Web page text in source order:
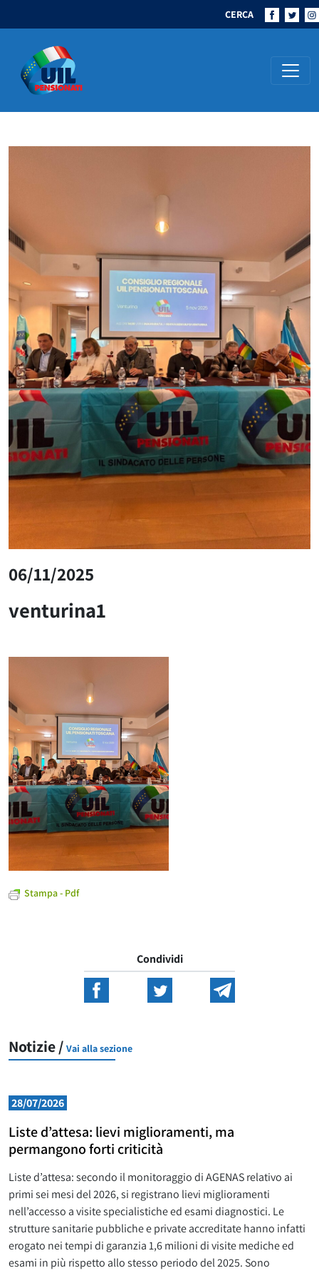
CERCA
Navigazione principale
06/11/2025
venturina1
Stampa - Pdf
Condividi
Notizie / Vai alla sezione
28/07/2026
Liste d’attesa: lievi miglioramenti, ma
permangono forti criticità
Liste d’attesa: secondo il monitoraggio di AGENAS relativo ai
primi sei mesi del 2026, si registrano lievi miglioramenti
nell’accesso a visite specialistiche ed esami diagnostici. Le
strutture sanitarie pubbliche e private accreditate hanno infatti
erogato nei tempi di garanzia 1,6 milioni di visite mediche ed
esami in più rispetto allo stesso periodo del 2025. Sono